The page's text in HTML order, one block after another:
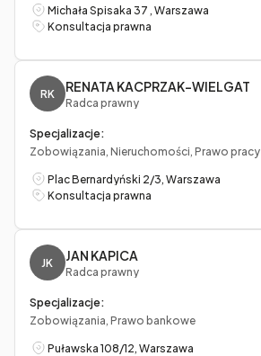
Michała Spisaka 37 , Warszawa
Konsultacja prawna
RK RENATA KACPRZAK-WIELGAT
Radca prawny
Specjalizacje:
Zobowiązania, Nieruchomości, Prawo pracy
Plac Bernardyński 2/3, Warszawa
Konsultacja prawna
JK JAN KAPICA
Radca prawny
Specjalizacje:
Zobowiązania, Prawo bankowe
Puławska 108/12, Warszawa